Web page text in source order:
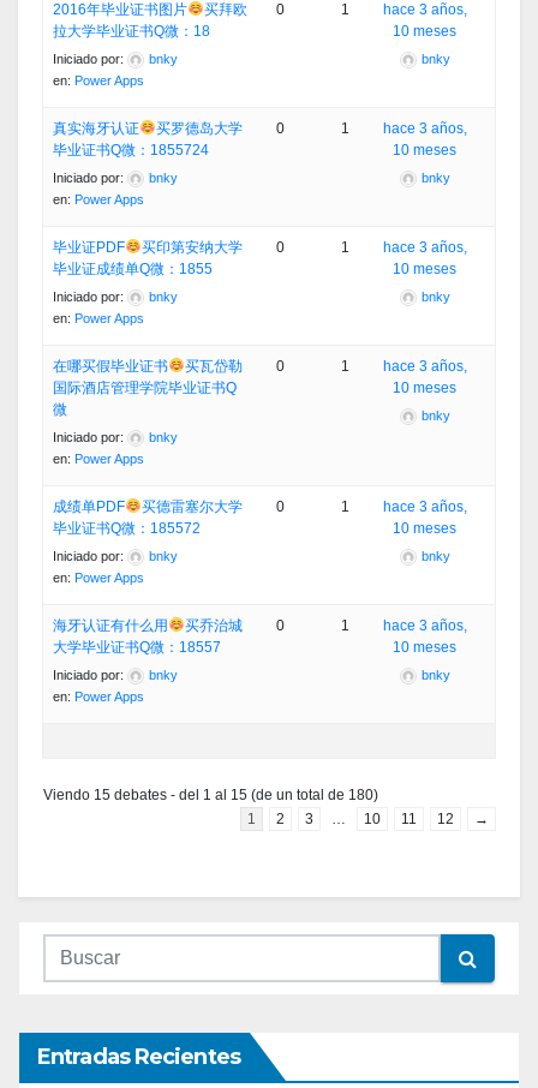
2016年毕业证书图片
买拜欧
拉大学毕业证书Q微：18
Iniciado por:
bnky
en: Power Apps
0 1
hace 3 años,
10 meses
bnky
真实海牙认证
买罗德岛大学
毕业证书Q微：1855724
Iniciado por:
bnky
en: Power Apps
0 1
hace 3 años,
10 meses
bnky
毕业证PDF
买印第安纳大学
毕业证成绩单Q微：1855
Iniciado por:
bnky
en: Power Apps
0 1
hace 3 años,
10 meses
bnky
在哪买假毕业证书
买瓦岱勒
国际酒店管理学院毕业证书Q
微
Iniciado por:
bnky
en: Power Apps
0 1
hace 3 años,
10 meses
bnky
成绩单PDF
买德雷塞尔大学
毕业证书Q微：185572
Iniciado por:
bnky
en: Power Apps
0 1
hace 3 años,
10 meses
bnky
海牙认证有什么用
买乔治城
大学毕业证书Q微：18557
Iniciado por:
bnky
en: Power Apps
0 1
hace 3 años,
10 meses
bnky
Viendo 15 debates - del 1 al 15 (de un total de 180)
1
2 3 … 10 11 12 →
Entradas Recientes